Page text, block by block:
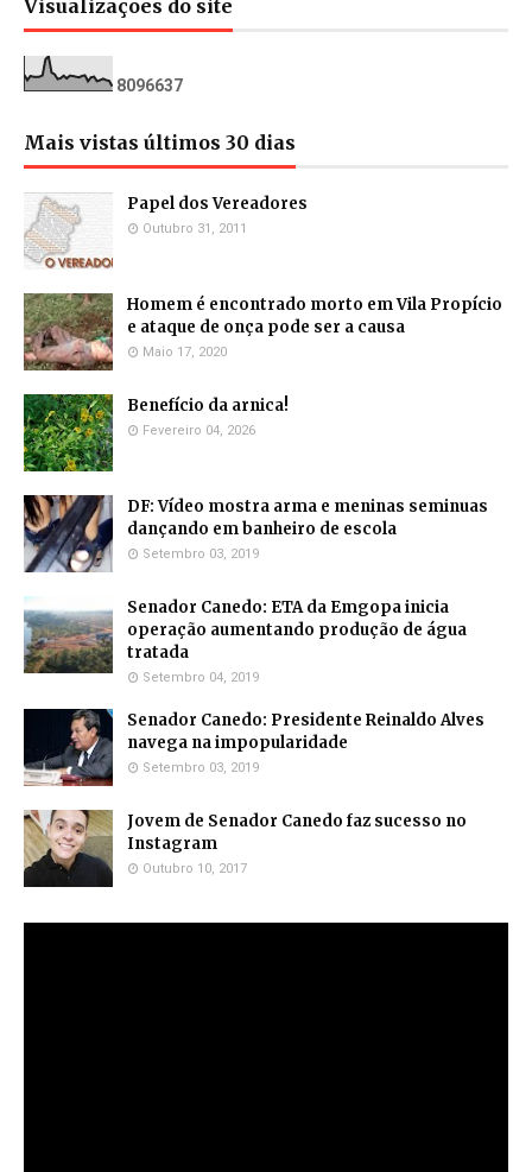
Visualizações do site
8096637
Mais vistas últimos 30 dias
Papel dos Vereadores
Outubro 31, 2011
Homem é encontrado morto em Vila Propício
e ataque de onça pode ser a causa
Maio 17, 2020
Benefício da arnica!
Fevereiro 04, 2026
DF: Vídeo mostra arma e meninas seminuas
dançando em banheiro de escola
Setembro 03, 2019
Senador Canedo: ETA da Emgopa inicia
operação aumentando produção de água
tratada
Setembro 04, 2019
Senador Canedo: Presidente Reinaldo Alves
navega na impopularidade
Setembro 03, 2019
Jovem de Senador Canedo faz sucesso no
Instagram
Outubro 10, 2017